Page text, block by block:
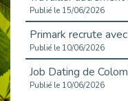
Publié le 15/06/2026
Publié le 10/06/2026
Publié le 10/06/2026